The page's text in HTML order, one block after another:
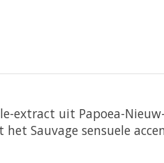
uit Papoea-
Sauvage sensuele